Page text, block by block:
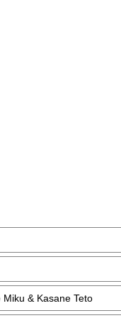
& Kasane Teto